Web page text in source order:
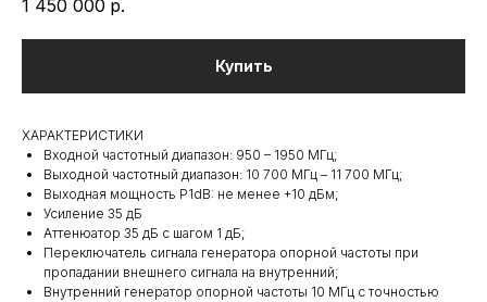
1 450 000 р.
Купить
ХАРАКТЕРИСТИКИ
Входной частотный диапазон: 950 – 1950 МГц;
Выходной частотный диапазон: 10 700 МГц – 11 700 МГц;
Выходная мощность P1dB: не менее +10 дБм;
Усиление 35 дБ
Аттенюатор 35 дБ с шагом 1 дБ;
Переключатель сигнала генератора опорной частоты при
пропадании внешнего сигнала на внутренний;
Внутренний генератор опорной частоты 10 МГц с точностью